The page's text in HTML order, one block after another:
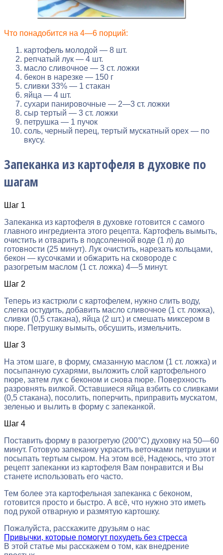
Что понадобится на 4—6 порций:
картофель молодой — 8 шт.
репчатый лук — 4 шт.
масло сливочное — 3 ст. ложки
бекон в нарезке — 150 г
сливки 33% — 1 стакан
яйца — 4 шт.
сухари панировочные — 2—3 ст. ложки
сыр тертый — 3 ст. ложки
петрушка — 1 пучок
соль, черный перец, тертый мускатный орех — по
вкусу.
Запеканка из картофеля в духовке по
шагам
Шаг 1
Запеканка из картофеля в духовке готовится с самого
главного ингредиента этого рецепта. Картофель вымыть,
очистить и отварить в подсоленной воде (1 л) до
готовности (25 минут). Лук очистить, нарезать кольцами,
бекон — кусочками и обжарить на сковороде с
разогретым маслом (1 ст. ложка) 4—5 минут.
Шаг 2
Теперь из кастрюли с картофелем, нужно слить воду,
слегка остудить, добавить масло сливочное (1 ст. ложка),
сливки (0,5 стакана), яйца (2 шт.) и смешать миксером в
пюре. Петрушку вымыть, обсушить, измельчить.
Шаг 3
На этом шаге, в форму, смазанную маслом (1 ст. ложка) и
посыпанную сухарями, выложить слой картофельного
пюре, затем лук с беконом и снова пюре. Поверхность
разровнять вилкой. Оставшиеся яйца взбить со сливками
(0,5 стакана), посолить, поперчить, приправить мускатом,
зеленью и вылить в форму с запеканкой.
Шаг 4
Поставить форму в разогретую (200°С) духовку на 50—60
минут. Готовую запеканку украсить веточками петрушки и
посыпать тертым сыром. На этом всё, Надеюсь, что этот
рецепт запеканки из картофеля Вам понравится и Вы
станете использовать его часто.
Тем более эта картофельная запеканка с беконом,
готовится просто и быстро. А всё, что нужно это иметь
под рукой отварную и размятую картошку.
Пожалуйста, расскажите друзьям о нас
Привычки, которые помогут похудеть без стресса
В этой статье мы расскажем о том, как внедрение